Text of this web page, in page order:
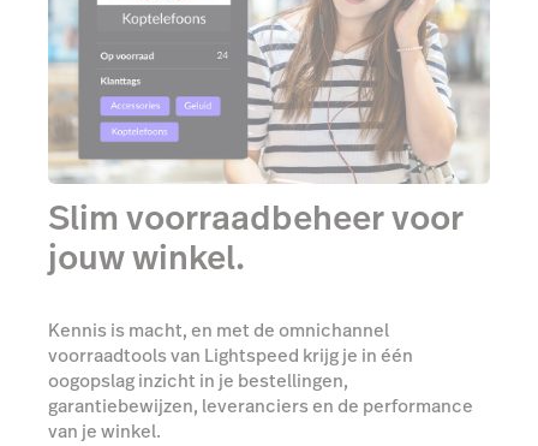
Slim voorraadbeheer voor
jouw winkel.
Kennis is macht, en met de omnichannel
voorraadtools van Lightspeed krijg je in één
oogopslag inzicht in je bestellingen,
garantiebewijzen, leveranciers en de performance
van je winkel.